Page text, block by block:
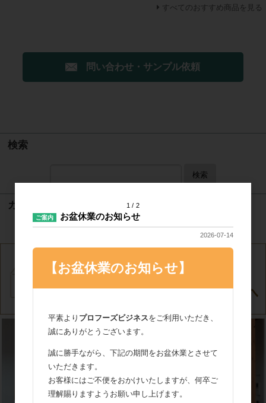
すべてのおすすめ商品を見る
問い合わせ・サンプル依頼
検索
検索
カート
カートは空です
1 2
ご案内 お盆休業のお知らせ
2026-07-14
【お盆休業のお知らせ】
平素より プロフーズビジネスをご利用いただき、
誠にありがとうございます。
誠に勝手ながら、下記の期間をお盆休業とさせて
いただきます。
お客様にはご不便をおかけいたしますが、何卒ご
理解賜りますようお願い申し上げます。